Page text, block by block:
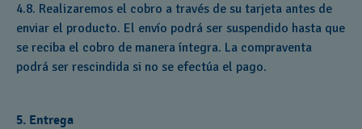
4.8. Realizaremos el cobro a través de su tarjeta antes de
enviar el producto. El envío podrá ser suspendido hasta que
se reciba el cobro de manera íntegra. La compraventa
podrá ser rescindida si no se efectúa el pago.
5. Entrega